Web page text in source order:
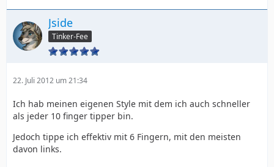
Jside
Tinker-Fee
22. Juli 2012 um 21:34
Ich hab meinen eigenen Style mit dem ich auch schneller
als jeder 10 finger tipper bin.
Jedoch tippe ich effektiv mit 6 Fingern, mit den meisten
davon links.